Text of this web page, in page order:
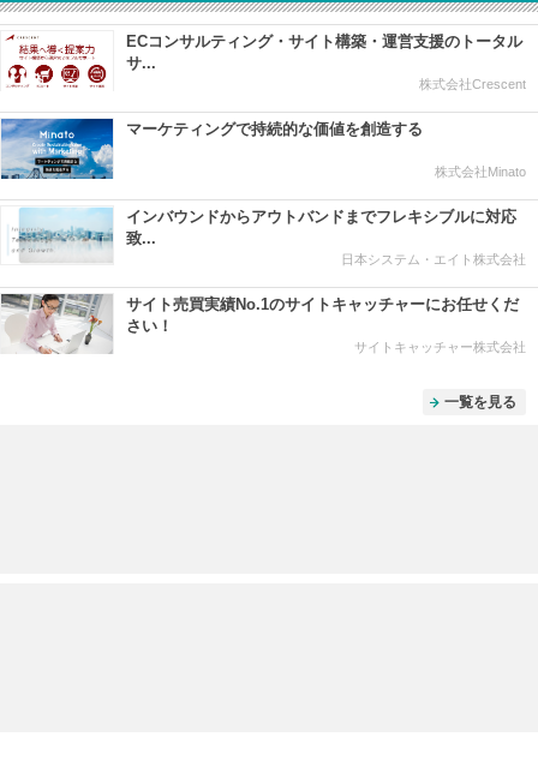
ECコンサルティング・サイト構築・運営支援のトータル
サ...
株式会社Crescent
マーケティングで持続的な価値を創造する
株式会社Minato
インバウンドからアウトバンドまでフレキシブルに対応
致...
日本システム・エイト株式会社
サイト売買実績No.1のサイトキャッチャーにお任せくだ
さい！
サイトキャッチャー株式会社
一覧を見る